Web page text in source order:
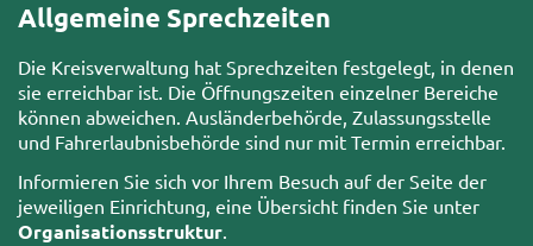
Allgemeine Sprechzeiten
Die Kreisverwaltung hat Sprechzeiten festgelegt, in denen
sie erreichbar ist. Die Öffnungszeiten einzelner Bereiche
können abweichen. Ausländerbehörde, Zulassungsstelle
und Fahrerlaubnisbehörde sind nur mit Termin erreichbar.
Informieren Sie sich vor Ihrem Besuch auf der Seite der
jeweiligen Einrichtung, eine Übersicht finden Sie unter
Organisationsstruktur.